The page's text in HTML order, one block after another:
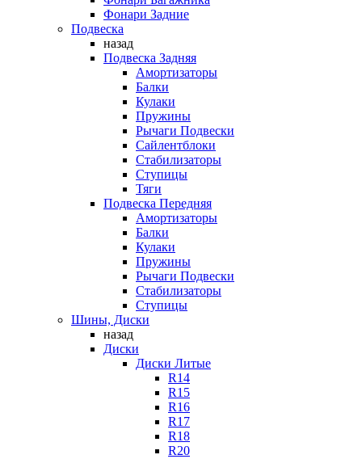
Фонари Задние
Подвеска
назад
Подвеска Задняя
Амортизаторы
Балки
Кулаки
Пружины
Рычаги Подвески
Сайлентблоки
Стабилизаторы
Ступицы
Тяги
Подвеска Передняя
Амортизаторы
Балки
Кулаки
Пружины
Рычаги Подвески
Стабилизаторы
Ступицы
Шины, Диски
назад
Диски
Диски Литые
R14
R15
R16
R17
R18
R20